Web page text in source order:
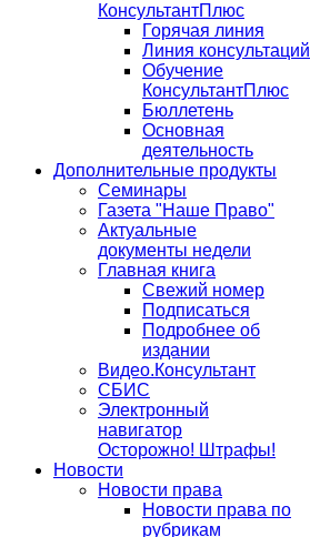
КонсультантПлюс
Горячая линия
Линия консультаций
Обучение
КонсультантПлюс
Бюллетень
Основная
деятельность
Дополнительные продукты
Семинары
Газета "Наше Право"
Актуальные
документы недели
Главная книга
Свежий номер
Подписаться
Подробнее об
издании
Видео.Консультант
СБИС
Электронный
навигатор
Осторожно! Штрафы!
Новости
Новости права
Новости права по
рубрикам